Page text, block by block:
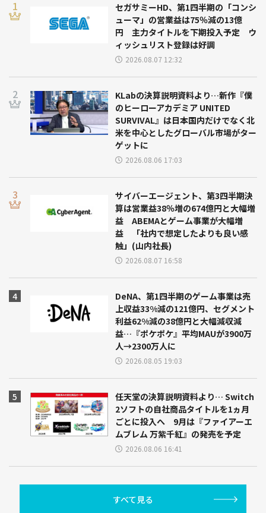
セガサミーHD、第1四半期の「コンシ
ューマ」の営業益は75％減の13億
円 主力タイトルを下期投入予定 ウ
ィッシュリスト登録は好調
2026.08.07 12:32
KLabの決算説明資料より…新作『僕
のヒーローアカデミア UNITED
SURVIVAL』は日本国内だけでなく北
米を中心としたグローバル市場がター
ゲットに
2026.08.06 17:03
サイバーエージェント、第3四半期決
算は営業益38％増の674億円と大幅増
益 ABEMAとゲーム事業が大幅増
益 「社内で想定したよりも良い感
触」(山内社長)
2026.08.07 16:58
DeNA、第1四半期のゲーム事業は売
上収益33%減の121億円、セグメント
利益62%減の38億円と大幅減収減
益…『ポケポケ』平均MAUが3900万
人→2300万人に
2026.08.05 19:03
任天堂の決算説明資料より… Switch
2ソフトの自社商品タイトルを1ヵ月
ごとに投入へ 9月は『ファイアーエ
ムブレム 万紫千紅』の発売を予定
2026.08.06 16:41
すべて見る